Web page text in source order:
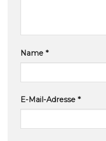
Name *
E-Mail-Adresse *